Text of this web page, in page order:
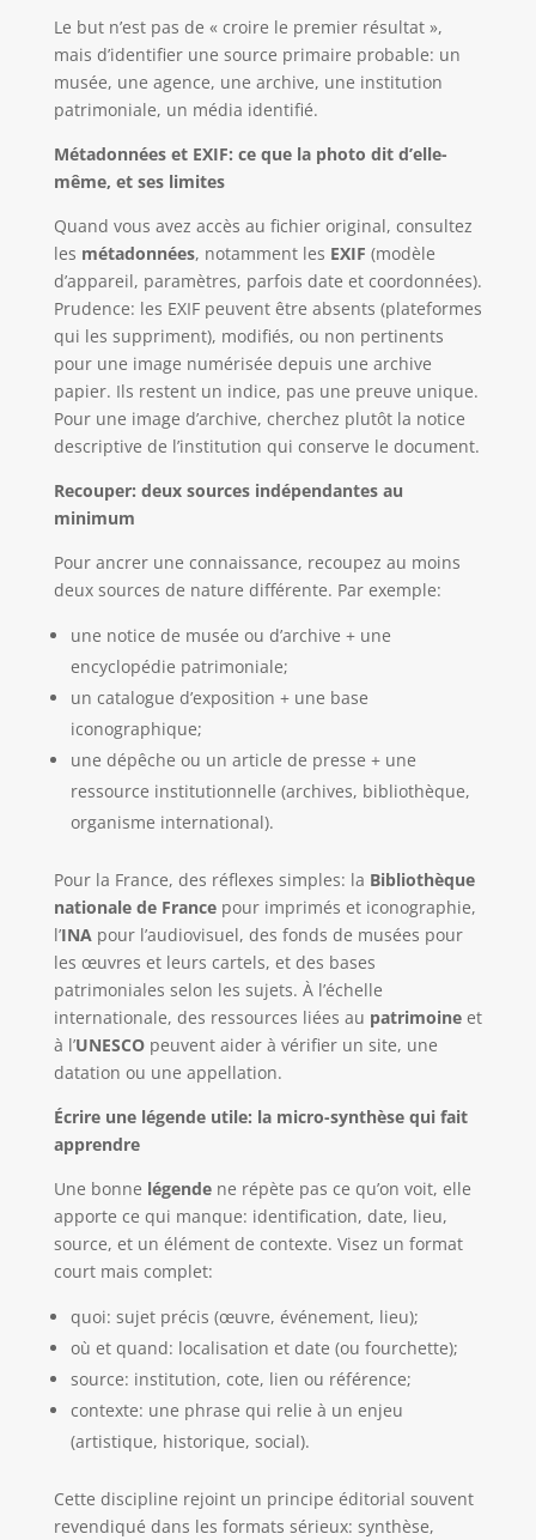
Le but n’est pas de « croire le premier résultat »,
mais d’identifier une source primaire probable: un
musée, une agence, une archive, une institution
patrimoniale, un média identifié.
Métadonnées et EXIF: ce que la photo dit d’elle-
même, et ses limites
Quand vous avez accès au fichier original, consultez
les métadonnées, notamment les EXIF (modèle
d’appareil, paramètres, parfois date et coordonnées).
Prudence: les EXIF peuvent être absents (plateformes
qui les suppriment), modifiés, ou non pertinents
pour une image numérisée depuis une archive
papier. Ils restent un indice, pas une preuve unique.
Pour une image d’archive, cherchez plutôt la notice
descriptive de l’institution qui conserve le document.
Recouper: deux sources indépendantes au
minimum
Pour ancrer une connaissance, recoupez au moins
deux sources de nature différente. Par exemple:
une notice de musée ou d’archive + une
encyclopédie patrimoniale;
un catalogue d’exposition + une base
iconographique;
une dépêche ou un article de presse + une
ressource institutionnelle (archives, bibliothèque,
organisme international).
Pour la France, des réflexes simples: la Bibliothèque
nationale de Francepour imprimés et iconographie,
l’INApour l’audiovisuel, des fonds de musées pour
les œuvres et leurs cartels, et des bases
patrimoniales selon les sujets. À l’échelle
internationale, des ressources liées au patrimoineet
à l’UNESCOpeuvent aider à vérifier un site, une
datation ou une appellation.
Écrire une légende utile: la micro-synthèse qui fait
apprendre
Une bonne légendene répète pas ce qu’on voit, elle
apporte ce qui manque: identification, date, lieu,
source, et un élément de contexte. Visez un format
court mais complet:
quoi: sujet précis (œuvre, événement, lieu);
où et quand: localisation et date (ou fourchette);
source: institution, cote, lien ou référence;
contexte: une phrase qui relie à un enjeu
(artistique, historique, social).
Cette discipline rejoint un principe éditorial souvent
revendiqué dans les formats sérieux: synthèse,